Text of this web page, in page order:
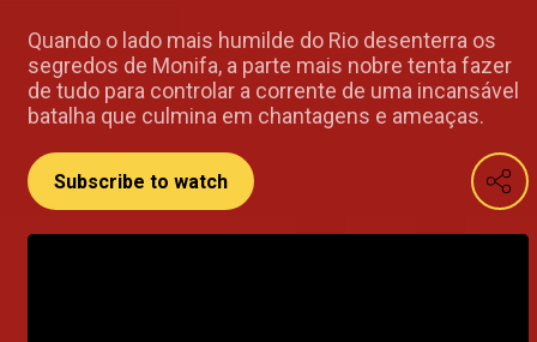
Quando o lado mais humilde do Rio desenterra os
segredos de Monifa, a parte mais nobre tenta fazer
de tudo para controlar a corrente de uma incansável
batalha que culmina em chantagens e ameaças.
Subscribe to watch